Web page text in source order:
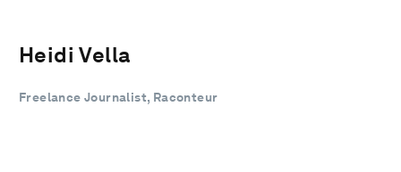
Heidi Vella
Freelance Journalist, Raconteur